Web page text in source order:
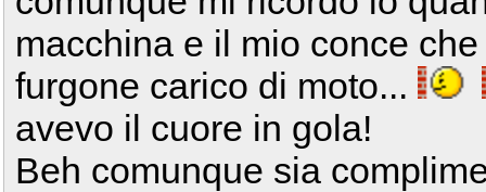
macchina e il mio conce
furgone carico di moto...
avevo il cuore in gola!
Beh comunque sia